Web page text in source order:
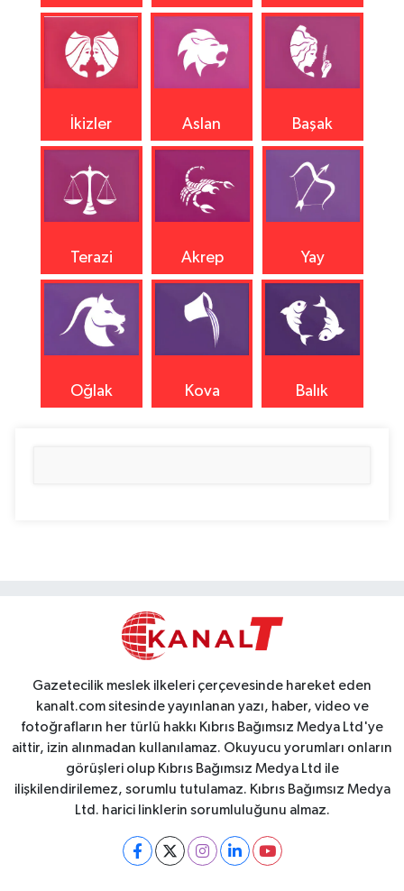
İkizler Aslan Başak
Terazi Akrep Yay
Oğlak Kova Balık
Gazetecilik meslek ilkeleri çerçevesinde hareket eden
kanalt.com sitesinde yayınlanan yazı, haber, video ve
fotoğrafların her türlü hakkı Kıbrıs Bağımsız Medya Ltd'ye
aittir, izin alınmadan kullanılamaz. Okuyucu yorumları onların
görüşleri olup Kıbrıs Bağımsız Medya Ltd ile
ilişkilendirilemez, sorumlu tutulamaz. Kıbrıs Bağımsız Medya
Ltd. harici linklerin sorumluluğunu almaz.